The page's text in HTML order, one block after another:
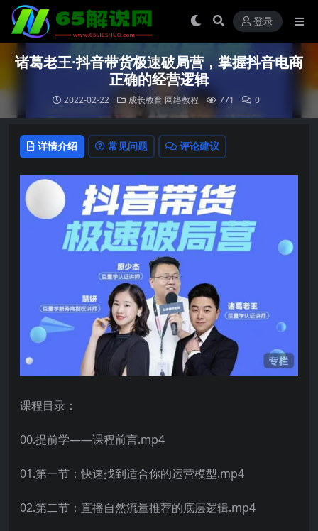
登录
诸葛老王·抖音带货极速破局营，掌握抖音电商
正确的经营逻辑
2022-02-22 成长教育 网络教程 771 0
详情介绍 常见问题 评论建议
课程目录：
00.提前学——课程前言.mp4
01.第一节：快速找到适合你的运营模型.mp4
02.第二节：直播自然流量推荐的底层逻辑.mp4